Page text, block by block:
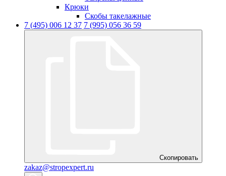
Крюки
Скобы такелажные
7 (495) 006 12 37 7 (995) 056 36 59
Скопировать
zakaz@stropexpert.ru